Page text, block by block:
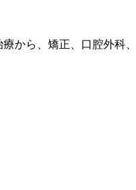
から、矯正、口腔外科